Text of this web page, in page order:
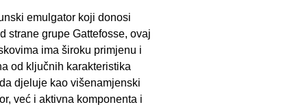
emulgator koji donosi
strane grupe Gattefosse, ovaj
ima široku primjenu i
od ključnih karakteristika
djeluje kao višenamjenski
već i aktivna komponenta i